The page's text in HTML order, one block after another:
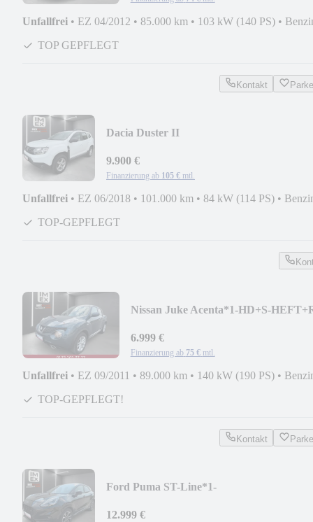
Unfallfrei • EZ 04/2012 • 85.000 km • 103 kW (140 PS) •
TOP GEPFLEGT
Kontakt
Dacia Duster II
9.900 €
Finanzierung ab 105 € mtl.
Unfallfrei • EZ 06/2018 • 101.000 km • 84 kW (114 PS) •
TOP-GEPFLEGT
Nissan Juke Acenta*1-HD+S-
6.999 €
Finanzierung ab 75 € mtl.
Unfallfrei • EZ 09/2011 • 89.000 km • 140 kW (190 PS) •
TOP-GEPFLEGT!
Kontakt
Ford Puma ST-Line*1-
12.999 €